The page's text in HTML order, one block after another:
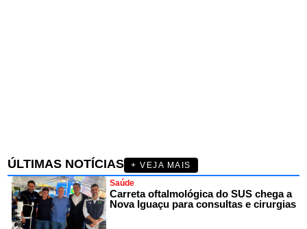
ÚLTIMAS NOTÍCIAS
+ VEJA MAIS
Saúde
Carreta oftalmológica do SUS chega a
Nova Iguaçu para consultas e cirurgias